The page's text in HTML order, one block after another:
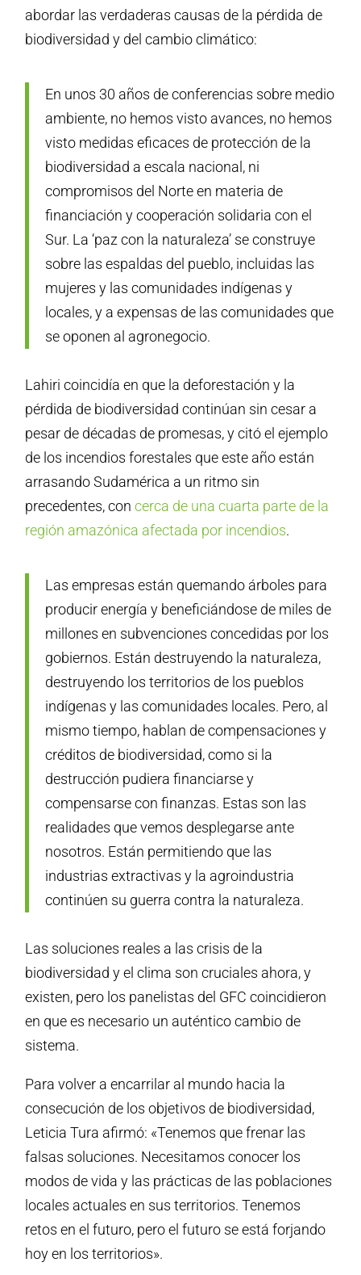
abordar las verdaderas causas de la pérdida de
biodiversidad y del cambio climático:
En unos 30 años de conferencias sobre medio
ambiente, no hemos visto avances, no hemos
visto medidas eficaces de protección de la
biodiversidad a escala nacional, ni
compromisos del Norte en materia de
financiación y cooperación solidaria con el
Sur. La ‘paz con la naturaleza’ se construye
sobre las espaldas del pueblo, incluidas las
mujeres y las comunidades indígenas y
locales, y a expensas de las comunidades que
se oponen al agronegocio.
Lahiri coincidía en que la deforestación y la
pérdida de biodiversidad continúan sin cesar a
pesar de décadas de promesas, y citó el ejemplo
de los incendios forestales que este año están
arrasando Sudamérica a un ritmo sin
precedentes, concerca de una cuarta parte de la
región amazónica afectada por incendios.
Las empresas están quemando árboles para
producir energía y beneficiándose de miles de
millones en subvenciones concedidas por los
gobiernos. Están destruyendo la naturaleza,
destruyendo los territorios de los pueblos
indígenas y las comunidades locales. Pero, al
mismo tiempo, hablan de compensaciones y
créditos de biodiversidad, como si la
destrucción pudiera financiarse y
compensarse con finanzas. Estas son las
realidades que vemos desplegarse ante
nosotros. Están permitiendo que las
industrias extractivas y la agroindustria
continúen su guerra contra la naturaleza.
Las soluciones reales a las crisis de la
biodiversidad y el clima son cruciales ahora, y
existen, pero los panelistas del GFC coincidieron
en que es necesario un auténtico cambio de
sistema.
Para volver a encarrilar al mundo hacia la
consecución de los objetivos de biodiversidad,
Leticia Tura afirmó: «Tenemos que frenar las
falsas soluciones. Necesitamos conocer los
modos de vida y las prácticas de las poblaciones
locales actuales en sus territorios. Tenemos
retos en el futuro, pero el futuro se está forjando
hoy en los territorios».